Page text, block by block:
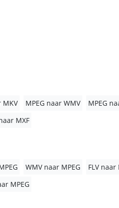
MKV MPEG naar WMV
MPEG
MXF
WMV naar MPEG
FLV naar
MPEG